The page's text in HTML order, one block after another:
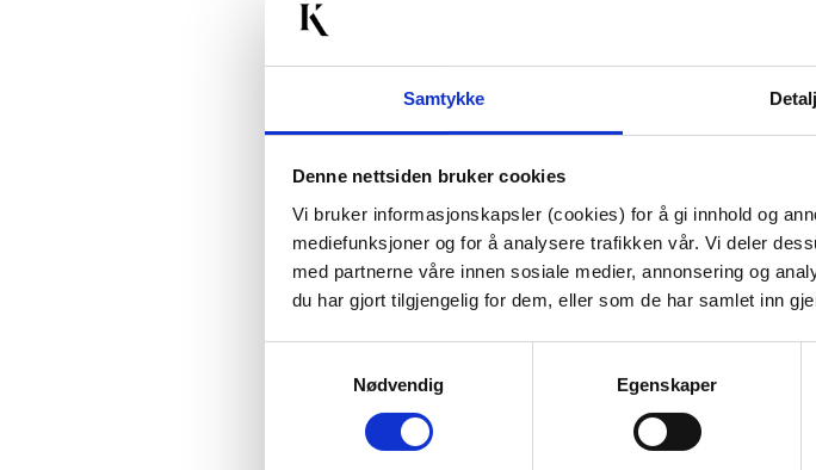
Samtykke
Denne nettsiden bruker cookies
Vi bruker informasjonskapsler (cookies) for å gi innhold og
mediefunksjoner og for å analysere trafikken vår. Vi deler
med partnerne våre innen sosiale medier, annonsering og
du har gjort tilgjengelig for dem, eller som de har samlet inn
Nødvendig
Egenskaper